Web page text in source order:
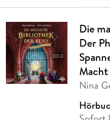
Die
Der
Nina